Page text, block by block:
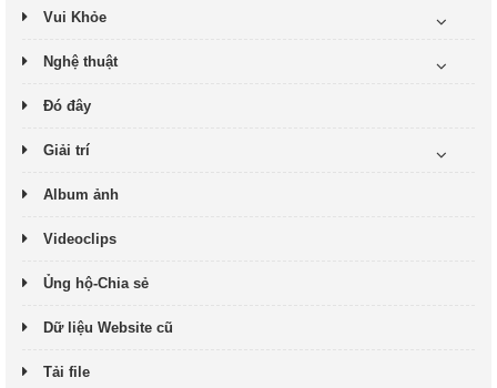
Vui Khỏe
Nghệ thuật
Đó đây
Giải trí
Album ảnh
Videoclips
Ủng hộ-Chia sẻ
Dữ liệu Website cũ
Tải file